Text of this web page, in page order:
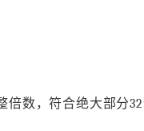
倍数，符合绝大部分